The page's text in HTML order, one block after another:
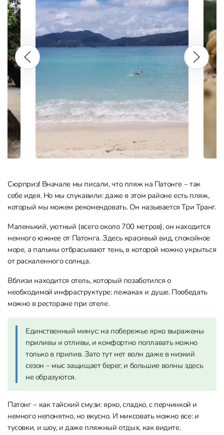
Сюрприз! Вначале мы писали, что пляж на Патонге – так
себе идея. Но мы слукавили: даже в этом районе есть пляж,
который мы можем рекомендовать. Он называется Три Транг.
Маленький, уютный (всего около 700 метров), он находится
немного южнее от Патонга. Здесь красивый вид, спокойное
море, а пальмы отбрасывают тень, в которой можно укрыться
от раскаленного солнца.
Вблизи находится отель, который позаботился о
необходимой инфраструктуре: лежаках и душе. Пообедать
можно в ресторане при отеле.
Единственный минус: на побережье ярко выражены
приливы и отливы, и комфортно поплавать можно
только в прилив. Зато тут нет волн даже в низкий
сезон – мыс защищает берег, и большие волны здесь
не образуются.
Патонг – как тайский смузи: ярко, сладко, с перчинкой и
немного непонятно, но вкусно. И миксовать можно все: и
тусовки, и шоу, и даже пляжный отдых, как видите.